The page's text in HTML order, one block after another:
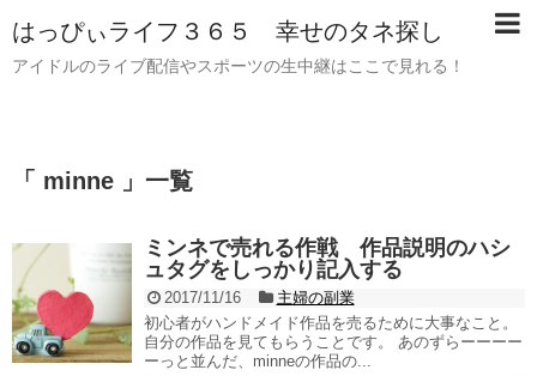
はっぴぃライフ３６５ 幸せのタネ探し
アイドルのライブ配信やスポーツの生中継はここで見れる！
「 minne 」一覧
ミンネで売れる作戦 作品説明のハシ
ュタグをしっかり記入する
2017/11/16
主婦の副業
初心者がハンドメイド作品を売るために大事なこと。
自分の作品を見てもらうことです。 あのずらーーーー
ーっと並んだ、minneの作品の...